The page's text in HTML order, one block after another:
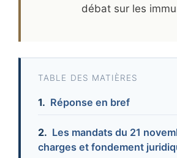
débat sur les
TABLE DES MATIÈRES
Réponse en bref
Les mandats du 21
charges et fondement